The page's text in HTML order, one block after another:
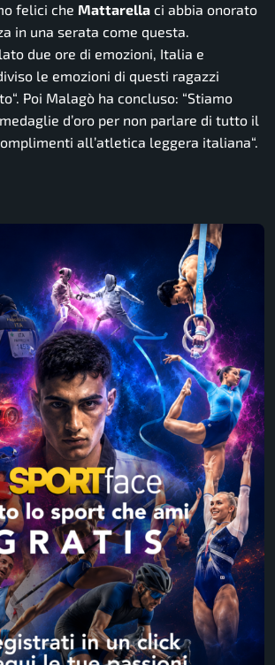
felici che Mattarella ci abbia onorato
in una serata come questa.
due ore di emozioni, Italia e
le emozioni di questi ragazzi
“. Poi Malagò ha concluso: “Stiamo
d’oro per non parlare di tutto il
all’atletica leggera italiana“.